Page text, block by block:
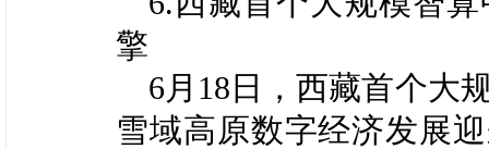
擎
6月18日，西藏首个大
雪域高原数字经济发展